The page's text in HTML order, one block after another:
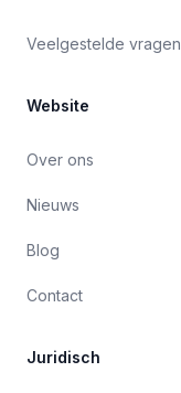
Veelgestelde vragen
Website
Over ons
Nieuws
Blog
Contact
Juridisch